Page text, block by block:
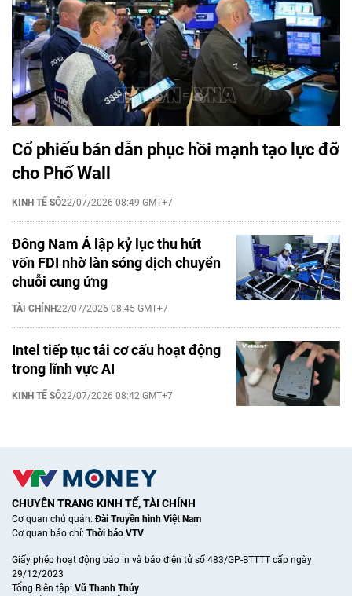
Cổ phiếu bán dẫn phục hồi mạnh tạo lực đỡ
cho Phố Wall
KINH TẾ SỐ22/07/2026 08:49 GMT+7
Đông Nam Á lập kỷ lục thu hút
vốn FDI nhờ làn sóng dịch chuyển
chuỗi cung ứng
TÀI CHÍNH22/07/2026 08:45 GMT+7
Intel tiếp tục tái cơ cấu hoạt động
trong lĩnh vực AI
KINH TẾ SỐ22/07/2026 08:42 GMT+7
CHUYÊN TRANG KINH TẾ, TÀI CHÍNH
Cơ quan chủ quản:Đài Truyền hình Việt Nam
Cơ quan báo chí: Thời báo VTV
Giấy phép hoạt động báo in và báo điện tử số 483/GP-BTTTT cấp ngày
29/12/2023
Tổng Biên tập: Vũ Thanh Thủy